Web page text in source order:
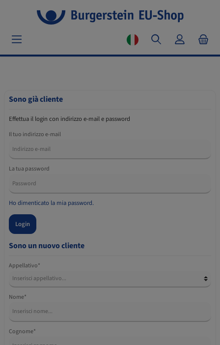
Sono già cliente
Effettua il login con indirizzo e-mail e password
Il tuo indirizzo e-mail
La tua password
Ho dimenticato la mia password.
Login
Sono un nuovo cliente
Appellativo*
Nome*
Cognome*